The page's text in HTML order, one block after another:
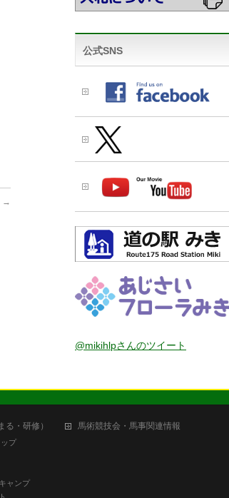
→
公式SNS
@mikihlpさんのツイート
る・研修）
プ
ャンプ
馬術競技会・馬事関連情報